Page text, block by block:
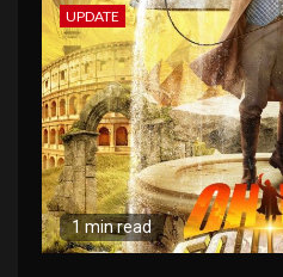
UPDATE
1 min read